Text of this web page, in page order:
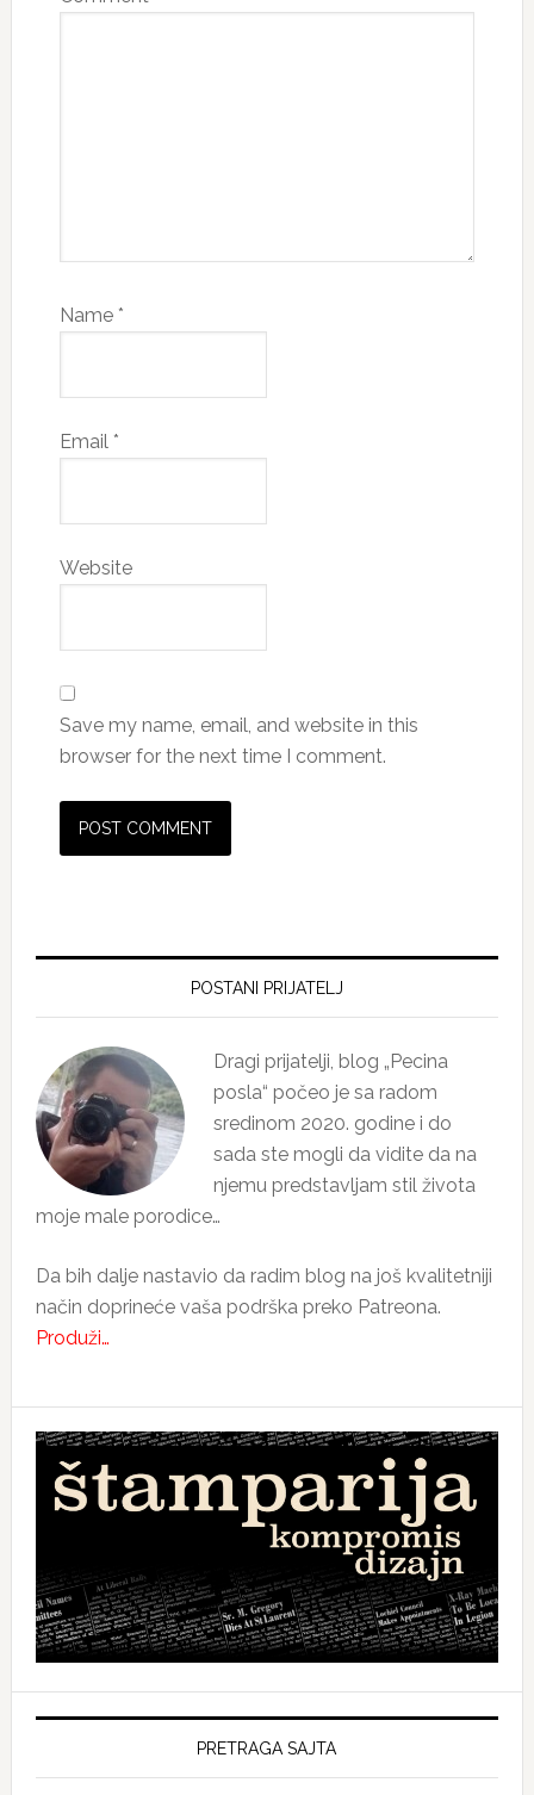
Name *
Email *
Website
Save my name, email, and website in this
browser for the next time I comment.
Primary
POSTANI PRIJATELJ
Dragi prijatelji, blog „Pecina
posla“ počeo je sa radom
sredinom 2020. godine i do
sada ste mogli da vidite da na
njemu predstavljam stil života
moje male porodice…
Da bih dalje nastavio da radim blog na još kvalitetniji
način doprineće vaša podrška preko Patreona.
Produži…
PRETRAGA SAJTA